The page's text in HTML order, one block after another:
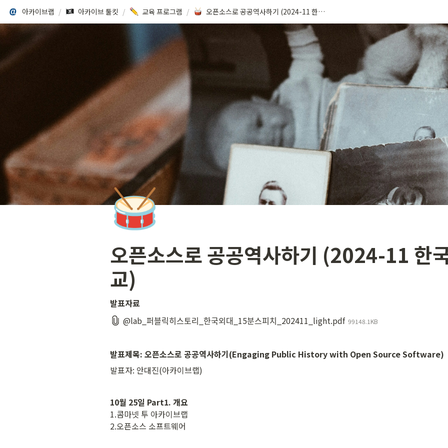
아카이브랩 / 아카이브 툴킷 / 교육 프로그램 / 오픈소스로 공공역사하기 (2024-11 한국외국어대학교)
🥁
오픈소스로 공공역사하기 (2024-11 한
교)
발표자료
@lab_퍼블릭히스토리_한국외대_15분스피치_202411_light.pdf 99148.1KB
발표제목: 오픈소스로 공공역사하기(Engaging Public History with Open Source Software)
발표자: 안대진(아카이브랩)
1.콤마넷 투 아카이브랩
2.오픈소스 소프트웨어